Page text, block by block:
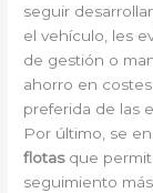
seguir
el vehículo, les
de gestión o
ahorro en
preferida de las
Por último, se
flotasque
seguimiento